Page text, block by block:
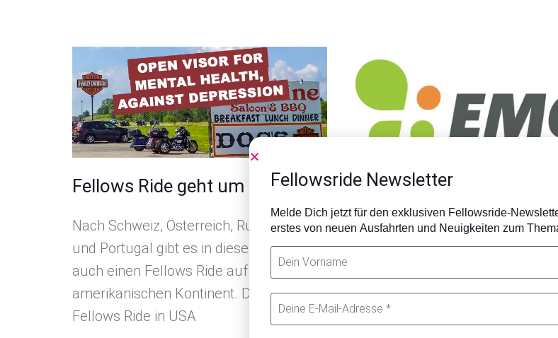
Fellows Ride geht um die Welt
Nach Schweiz, Österreich, Rumänien
und Portugal gibt es in diesem Jahr
auch einen Fellows Ride auf dem
amerikanischen Kontinent. Der erste
Fellows Ride in USA
Wir werden oft gefragt, wann es
mentale Gesundheit EMG geben
Hier das UpDate mit Antworten:
euch
Fellowsride Newsletter
Melde Dich jetzt für den exklusiven Fellowsride-
erstes von neuen Ausfahrten und Neuigkeiten zum